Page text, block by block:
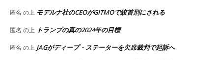
匿名 の上 モデルナ社のCEOがGITMOで絞首刑にされる
匿名 の上 トランプの真の2024年の目標
匿名 の上 JAGがディープ・ステーターを欠席裁判で起訴へ